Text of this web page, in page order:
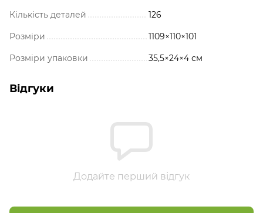
Кількість деталей 126
Розміри 1109×110×101
Розміри упаковки 35,5×24×4 см
Відгуки
Додайте перший відгук